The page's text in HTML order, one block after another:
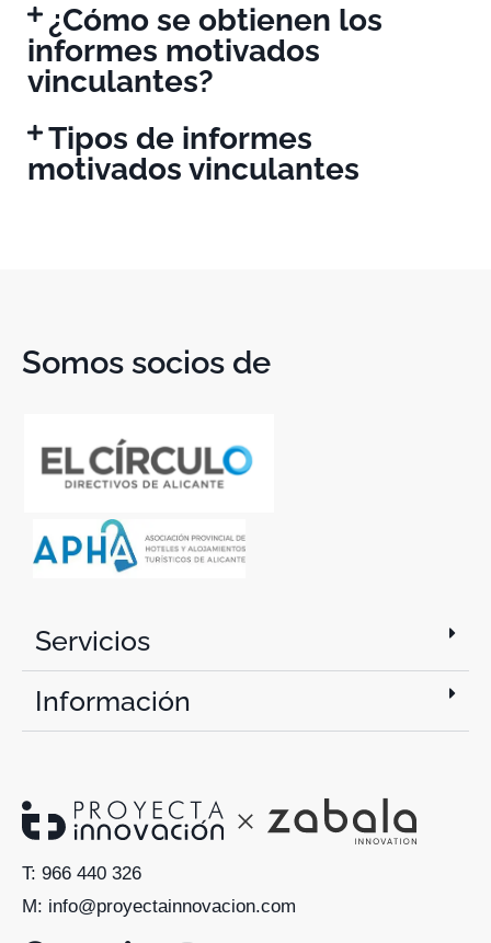
¿Cómo se obtienen los
informes motivados
vinculantes?
Tipos de informes
motivados vinculantes
Somos socios de
Servicios
Información
T: 966 440 326
M: info@proyectainnovacion.com